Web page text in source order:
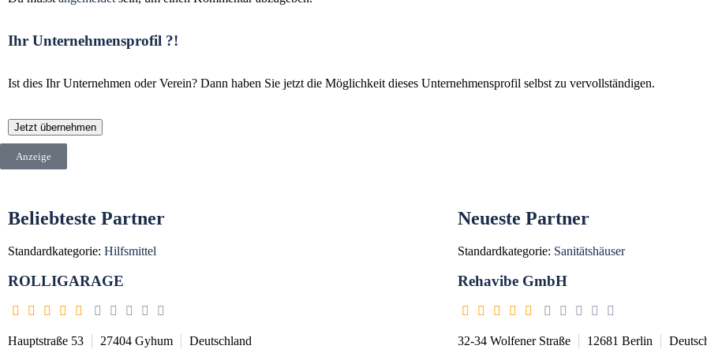
Ihr Unternehmensprofil ?!
Ist dies Ihr Unternehmen oder Verein? Dann haben Sie jetzt die Möglichkeit dieses Unternehmensprofil selbst zu vervollständigen.
Jetzt übernehmen
Anzeige
Beliebteste Partner
Standardkategorie: Hilfsmittel
ROLLIGARAGE
Hauptstraße 53 27404 Gyhum Deutschland
Neueste Partner
Standardkategorie: Sanitätshäuser
Rehavibe GmbH
32-34 Wolfener Straße 12681 Berlin